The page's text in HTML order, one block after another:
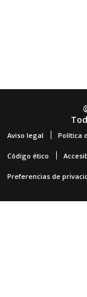
Aviso legal Política
Código ético
Preferencias de